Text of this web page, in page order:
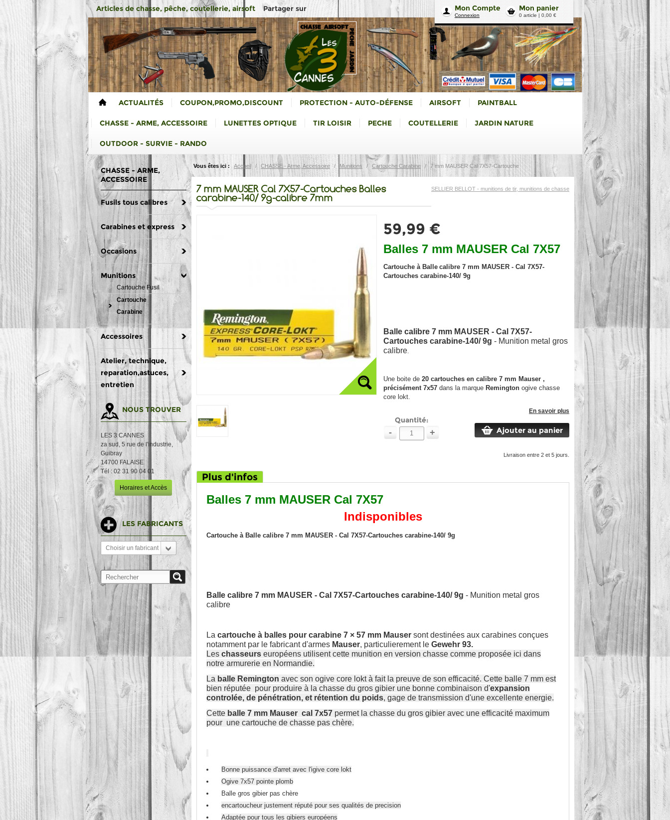
Mon panier
0 article | 0,00 €
Mon Compte
Connexion
Articles de chasse, pêche, coutellerie, airsoft Partager sur
ACTUALITÉS COUPON,PROMO,DISCOUNT PROTECTION - AUTO-DÉFENSE AIRSOFT PAINTBALL
CHASSE - ARME, ACCESSOIRE LUNETTES OPTIQUE TIR LOISIR PECHE COUTELLERIE JARDIN NATURE
OUTDOOR - SURVIE - RANDO
CHASSE - ARME,
ACCESSOIRE
Fusils tous calibres
Carabines et express
Occasions
Munitions
Cartouche Fusil
Cartouche
Carabine
Accessoires
Atelier, technique,
reparation,astuces,
entretien
NOUS TROUVER
LES 3 CANNES
za sud, 5 rue de l'industrie,
Guibray
14700 FALAISE
Tél : 02 31 90 04 01
Horaires et Accès
LES FABRICANTS
Choisir un fabricant
Vous êtes ici : Accueil / CHASSE - Arme, Accessoire / Munitions / Cartouche Carabine / 7 mm MAUSER Cal 7X57-Cartouche
SELLIER BELLOT - munitions de tir, munitions de chasse
7 mm MAUSER Cal 7X57-Cartouches Balles
carabine-140/ 9g-calibre 7mm
59,99 €
Balles 7 mm MAUSER Cal 7X57
Cartouche à Balle calibre 7 mm MAUSER - Cal 7X57-
Cartouches carabine-140/ 9g
Balle calibre 7 mm MAUSER - Cal 7X57-
Cartouches carabine-140/ 9g - Munition metal gros
calibre.
Une boite de 20 cartouches en calibre 7 mm Mauser ,
précisément 7x57 dans la marque Remington ogive chasse
core lokt.
En savoir plus
Quantité:
- + Ajouter au panier
Livraison entre 2 et 5 jours.
Plus d'infos
Balles 7 mm MAUSER Cal 7X57
Indisponibles
Cartouche à Balle calibre 7 mm MAUSER - Cal 7X57-Cartouches carabine-140/ 9g
Balle calibre 7 mm MAUSER - Cal 7X57-Cartouches carabine-140/ 9g - Munition metal gros
calibre
La cartouche à balles pour carabine 7 × 57 mm Mausersont destinées aux carabines conçues
notamment par le fabricant d'armes Mauser, particulierement le Gewehr 93.
Les chasseurseuropéens utilisent cette munition en version chasse comme proposée ici dans
notre armurerie en Normandie.
La balle Remington avec son ogive core lokt à fait la preuve de son efficacité. Cette balle 7 mm est
bien réputée pour produire à la chasse du gros gibier une bonne combinaison d'expansion
controlée, de pénétration, et rétention du poids, gage de transmission d'une excellente energie.
Cette balle 7 mm Mauser cal 7x57permet la chasse du gros gibier avec une efficacité maximum
pour une cartouche de chasse pas chère.
Bonne puissance d'arret avec l'igive core lokt
Ogive 7x57 pointe plomb
Balle gros gibier pas chère
encartoucheur justement réputé pour ses qualités de precision
Adaptée pour tous les gibiers européens